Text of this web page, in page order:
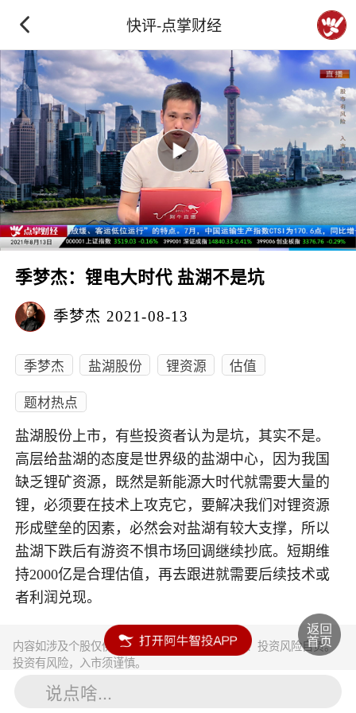
快评-点掌财经
季梦杰：锂电大时代 盐湖不是坑
季梦杰 2021-08-13
季梦杰 盐湖股份 锂资源
估值
题材热点
盐湖股份上市，有些投资者认为是坑，其实不是。
高层给盐湖的态度是世界级的盐湖中心，因为我国
缺乏锂矿资源，既然是新能源大时代就需要大量的
锂，必须要在技术上攻克它，要解决我们对锂资源
形成壁垒的因素，必然会对盐湖有较大支撑，所以
盐湖下跌后有游资不惧市场回调继续抄底。短期维
持2000亿是合理估值，再去跟进就需要后续技术或
者利润兑现。
内容如涉及个股仅供参考，不构成任何投资建议！投资风险自负。
投资有风险，入市须谨慎。
说点啥...